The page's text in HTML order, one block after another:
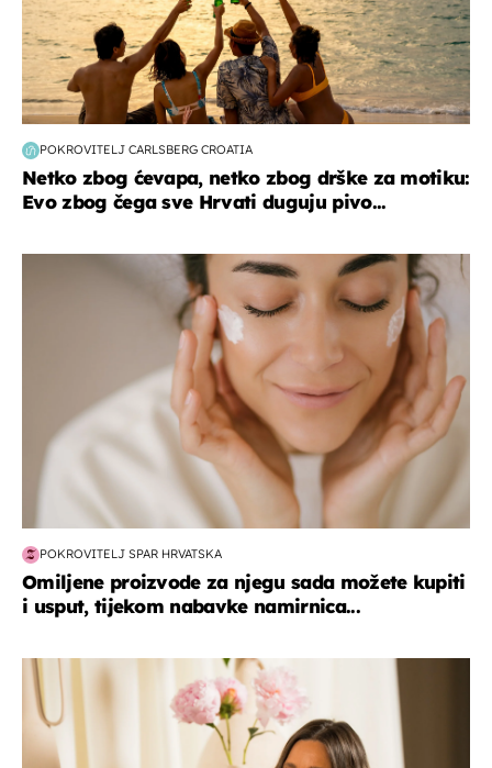
POKROVITELJ CARLSBERG CROATIA
Netko zbog ćevapa, netko zbog drške za motiku:
Evo zbog čega sve Hrvati duguju pivo...
moda & ljepota
POKROVITELJ SPAR HRVATSKA
Omiljene proizvode za njegu sada možete kupiti
i usput, tijekom nabavke namirnica...
moda & ljepota